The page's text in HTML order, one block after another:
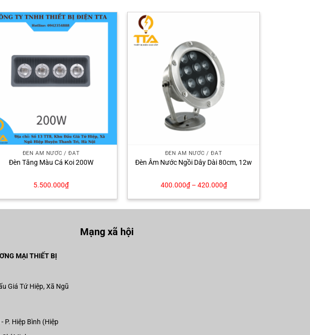
ĐÈN ÂM NƯỚC / ĐẤT
Đèn Tăng Màu Cá Koi 200W
5.500.000₫
ĐÈN ÂM NƯỚC / ĐẤT
Đèn Âm Nước Ngồi Dây Dài 80cm, 12w
400.000₫– 420.000₫
MẠI THIẾT BỊ
Giá Tứ Hiệp, Xã Ngũ
P. Hiệp Bình (Hiệp
Mạng xã hội